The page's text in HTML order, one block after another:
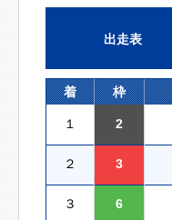
出走表
着 枠
１ 2
２ 3
３ 6